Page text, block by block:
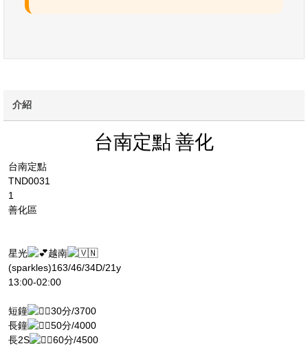
介紹
台南定點 善化
台南定點
TND0031
1
善化區
星光
越南
(sparkles)163/46/34D/21y
13:00-02:00
短鐘
30分/3700
長鐘
50分/4000
長2S
60分/4500